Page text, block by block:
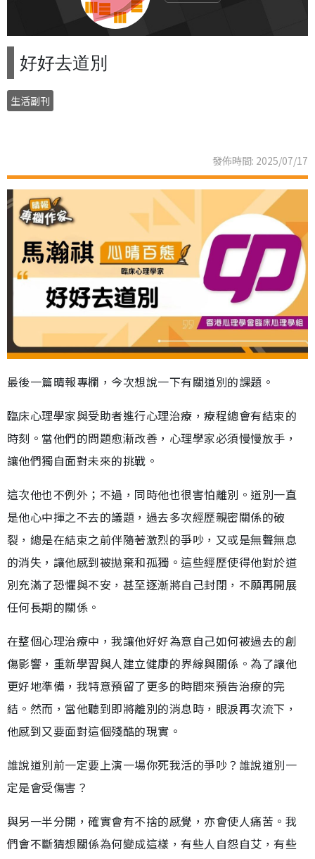
好好去道別
生活副刊
發佈時間: 2025/07/17
最後一篇晴報專欄，今次想說一下有關道別的課題。
臨床心理學家與受助者進行心理治療，療程總會有結束的
時刻。當他們的問題愈漸改善，心理學家必須慢慢放手，
讓他們獨自面對未來的挑戰。
這次他也不例外；不過，同時他也很害怕離別。道別一直
是他心中揮之不去的議題，過去多次經歷親密關係的破
裂，總是在結束之前伴隨著激烈的爭吵，又或是無聲無息
的消失，讓他感到被拋棄和孤獨。這些經歷使得他對於道
別充滿了恐懼與不安，甚至逐漸將自己封閉，不願再開展
任何長期的關係。
在整個心理治療中，我讓他好好為意自己如何被過去的創
傷影響，重新學習與人建立健康的界線與關係。為了讓他
更好地準備，我特意預留了更多的時間來預告治療的完
結。然而，當他聽到即將離別的消息時，眼淚再次流下，
他感到又要面對這個殘酷的現實。
誰說道別前一定要上演一場你死我活的爭吵？誰說道別一
定是會受傷害？
與另一半分開，確實會有不捨的感覺，亦會使人痛苦。我
們會不斷猜想關係為何變成這樣，有些人自怨自艾，有些